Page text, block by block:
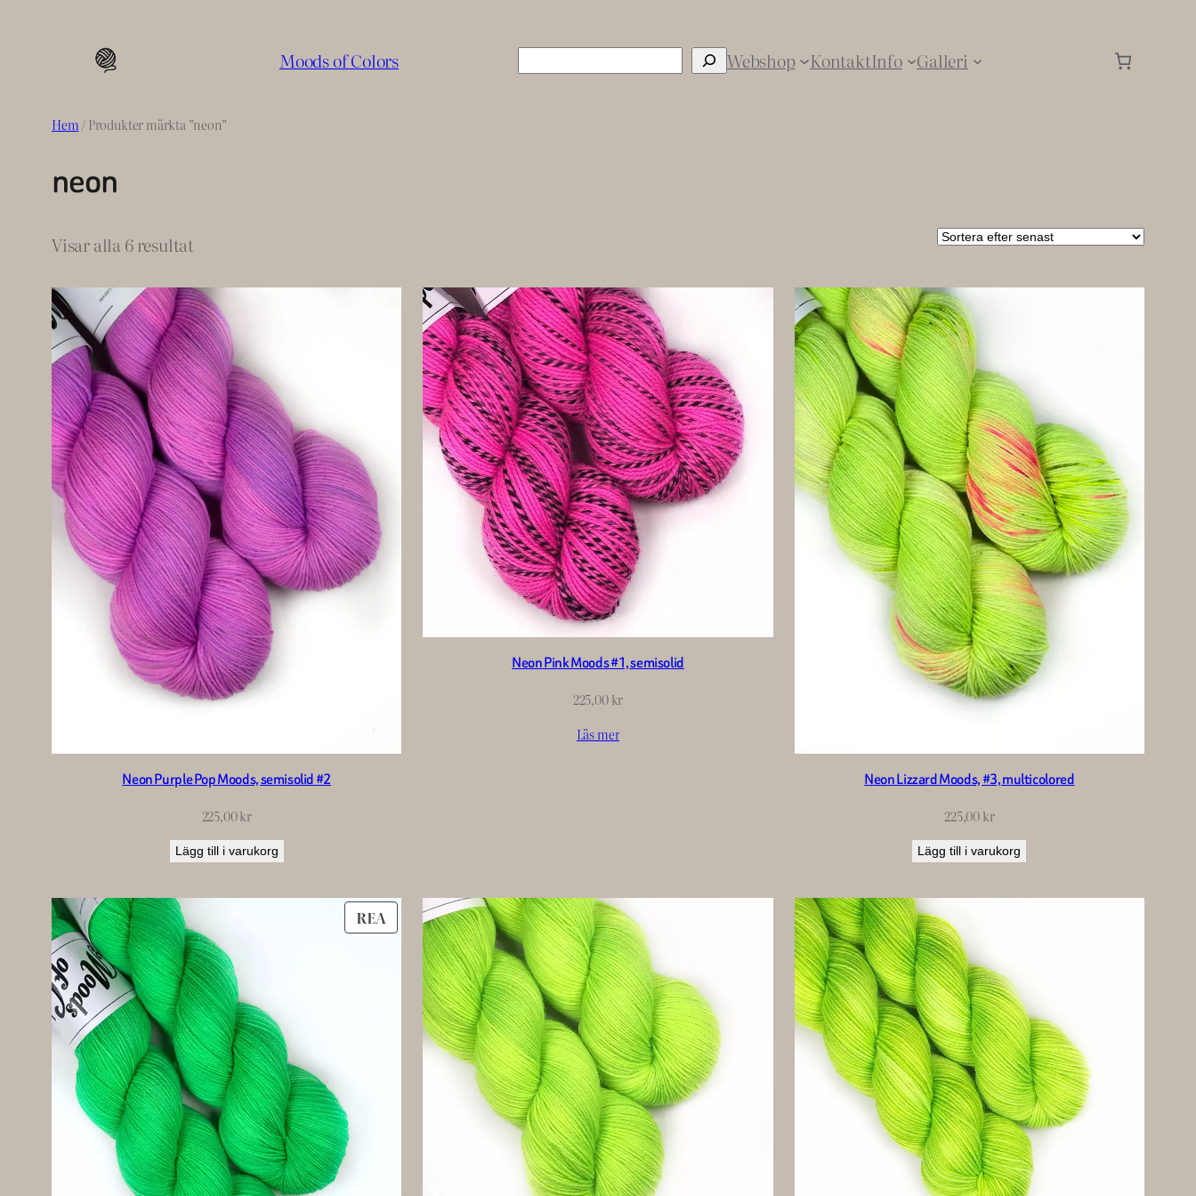
Moods of Colors Webshop KontaktInfo Galleri
Hem/ Produkter märkta ”neon”
neon
Visar alla 6 resultatSortera
senaste
Neon Purple Pop Moods, semisolid #2
225,00kr
Lägg till i varukorg
Neon Pink Moods #1, semisolid
225,00kr
Läs mer
Neon Lizzard Moods, #3, multicolored
225,00kr
Lägg till i varukorg
REAPRODUKTER
PÅ